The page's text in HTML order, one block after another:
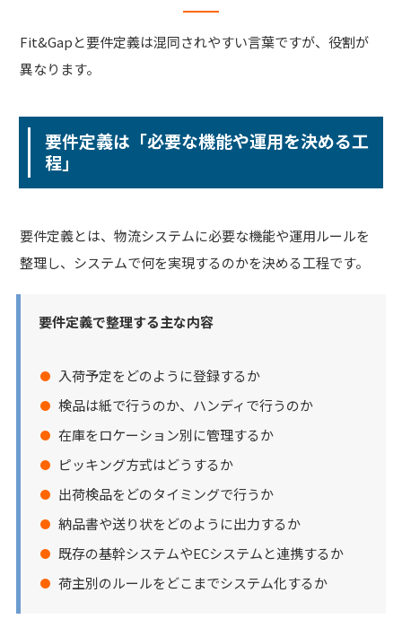
Fit&Gapと要件定義は混同されやすい言葉ですが、役割が
異なります。
要件定義は「必要な機能や運用を決める工
程」
要件定義とは、物流システムに必要な機能や運用ルールを
整理し、システムで何を実現するのかを決める工程です。
要件定義で整理する主な内容
入荷予定をどのように登録するか
検品は紙で行うのか、ハンディで行うのか
在庫をロケーション別に管理するか
ピッキング方式はどうするか
出荷検品をどのタイミングで行うか
納品書や送り状をどのように出力するか
既存の基幹システムやECシステムと連携するか
荷主別のルールをどこまでシステム化するか